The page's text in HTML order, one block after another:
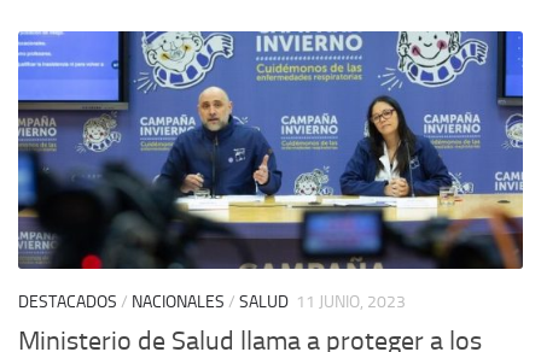
DESTACADOS / NACIONALES / SALUD 11 JUNIO, 2023
Ministerio de Salud llama a proteger a los